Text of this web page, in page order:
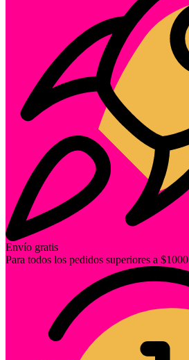
Envío gratis
Para todos los pedidos superiores a $1000